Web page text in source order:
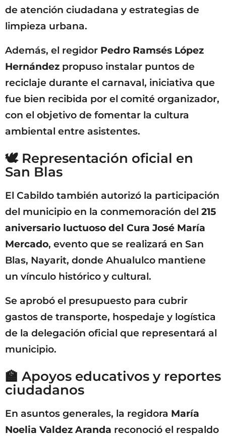
de atención ciudadana y estrategias de
limpieza urbana.
Además, el regidor Pedro Ramsés López
Hernández propuso instalar puntos de
reciclaje durante el carnaval, iniciativa que
fue bien recibida por el comité organizador,
con el objetivo de fomentar la cultura
ambiental entre asistentes.
🕊️ Representación oficial en
San Blas
El Cabildo también autorizó la participación
del municipio en la conmemoración del 215
aniversario luctuoso del Cura José María
Mercado, evento que se realizará en San
Blas, Nayarit, donde Ahualulco mantiene
un vínculo histórico y cultural.
Se aprobó el presupuesto para cubrir
gastos de transporte, hospedaje y logística
de la delegación oficial que representará al
municipio.
🏫 Apoyos educativos y reportes
ciudadanos
En asuntos generales, la regidora María
Noelia Valdez Aranda reconoció el respaldo